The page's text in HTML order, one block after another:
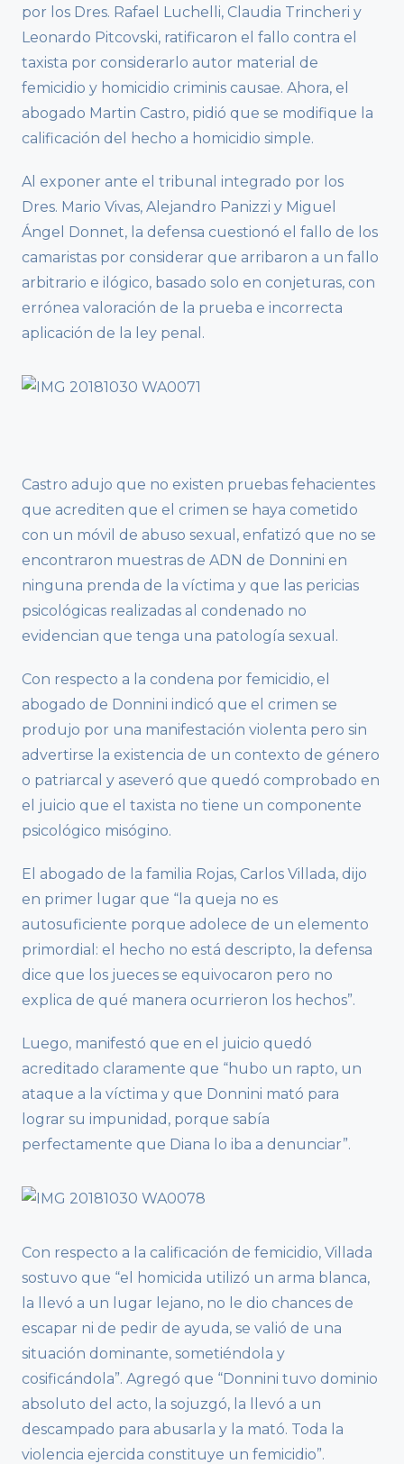
por los Dres. Rafael Luchelli, Claudia Trincheri y
Leonardo Pitcovski, ratificaron el fallo contra el
taxista por considerarlo autor material de
femicidio y homicidio criminis causae. Ahora, el
abogado Martin Castro, pidió que se modifique la
calificación del hecho a homicidio simple.
Al exponer ante el tribunal integrado por los
Dres. Mario Vivas, Alejandro Panizzi y Miguel
Ángel Donnet, la defensa cuestionó el fallo de los
camaristas por considerar que arribaron a un fallo
arbitrario e ilógico, basado solo en conjeturas, con
errónea valoración de la prueba e incorrecta
aplicación de la ley penal.
Castro adujo que no existen pruebas fehacientes
que acrediten que el crimen se haya cometido
con un móvil de abuso sexual, enfatizó que no se
encontraron muestras de ADN de Donnini en
ninguna prenda de la víctima y que las pericias
psicológicas realizadas al condenado no
evidencian que tenga una patología sexual.
Con respecto a la condena por femicidio, el
abogado de Donnini indicó que el crimen se
produjo por una manifestación violenta pero sin
advertirse la existencia de un contexto de género
o patriarcal y aseveró que quedó comprobado en
el juicio que el taxista no tiene un componente
psicológico misógino.
El abogado de la familia Rojas, Carlos Villada, dijo
en primer lugar que “la queja no es
autosuficiente porque adolece de un elemento
primordial: el hecho no está descripto, la defensa
dice que los jueces se equivocaron pero no
explica de qué manera ocurrieron los hechos”.
Luego, manifestó que en el juicio quedó
acreditado claramente que “hubo un rapto, un
ataque a la víctima y que Donnini mató para
lograr su impunidad, porque sabía
perfectamente que Diana lo iba a denunciar”.
Con respecto a la calificación de femicidio, Villada
sostuvo que “el homicida utilizó un arma blanca,
la llevó a un lugar lejano, no le dio chances de
escapar ni de pedir de ayuda, se valió de una
situación dominante, sometiéndola y
cosificándola”. Agregó que “Donnini tuvo dominio
absoluto del acto, la sojuzgó, la llevó a un
descampado para abusarla y la mató. Toda la
violencia ejercida constituye un femicidio”.